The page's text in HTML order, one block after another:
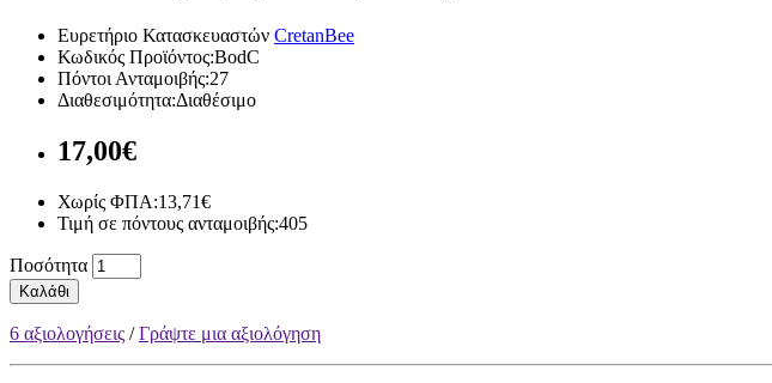
Ευρετήριο Κατασκευαστών CretanBee
Κωδικός Προϊόντος:BodC
Πόντοι Ανταμοιβής:27
Διαθεσιμότητα:Διαθέσιμο
17,00€
Χωρίς ΦΠΑ:13,71€
Τιμή σε πόντους ανταμοιβής:405
Ποσότητα
Καλάθι
6 αξιολογήσεις /Γράψτε μια αξιολόγηση